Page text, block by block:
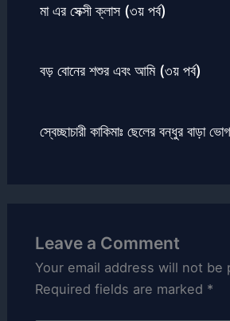
মা এর সেক্সী ক্লাস (৩য় পর্ব)
বড় বোনের শশুর এবং আমি (৩য় পর্ব)
স্বেচ্ছাচারী কাকিমাঃ ছেলের বন্ধুর বাড়া
Leave a Comment
Your email address will not be
Required fields are marked *